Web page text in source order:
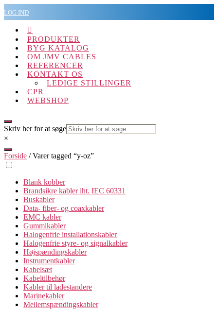
til
indholdet
LOG IND

PRODUKTER
BYG KATALOG
OM JMV CABLES
REFERENCER
KONTAKT OS
LEDIGE STILLINGER
CPR
WEBSHOP
Skriv her for at søge
×
Forside / Varer tagged “y-oz”
Blank kobber
Brandsikre kabler iht. IEC 60331
Buskabler
Data- fiber- og coaxkabler
EMC kabler
Gummikabler
Halogenfrie installationskabler
Halogenfrie styre- og signalkabler
Højspændingskabler
Instrumentkabler
Kabelsæt
Kabeltilbehør
Kabler til ladestandere
Marinekabler
Mellemspændingskabler